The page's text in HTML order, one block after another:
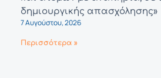
δημιουργικής απασχόλησης»
7 Αυγούστου, 2026
Περισσότερα »